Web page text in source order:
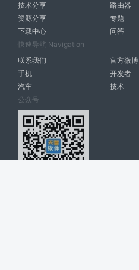
技术分享
路由器
资源分享
专题
下载中心
问答
快速导航 Navigation
联系我们
官方微博
手机
开发者
汽车
技术
公众号